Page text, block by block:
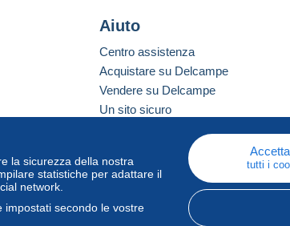
la sicurezza della nostra
statistiche per adattare il
network.
impostati secondo le vostre
tutti i
Aiuto
Centro assistenza
Acquistare su Delcampe
Vendere su Delcampe
Un sito sicuro